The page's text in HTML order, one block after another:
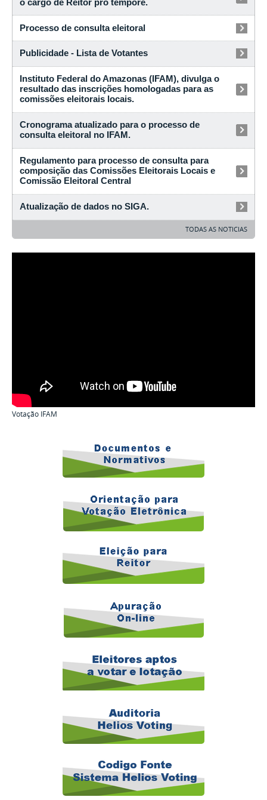
o cargo de Reitor pro tempore.
Processo de consulta eleitoral
Publicidade - Lista de Votantes
Instituto Federal do Amazonas (IFAM), divulga o
resultado das inscrições homologadas para as
comissões eleitorais locais.
Cronograma atualizado para o processo de
consulta eleitoral no IFAM.
Regulamento para processo de consulta para
composição das Comissões Eleitorais Locais e
Comissão Eleitoral Central
Atualização de dados no SIGA.
TODAS AS NOTICIAS
Votação IFAM